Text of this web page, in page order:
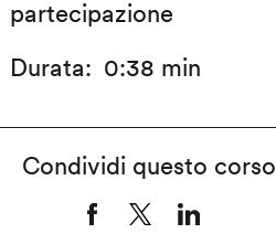
partecipazione
Durata
0:38 min
Condividi questo corso